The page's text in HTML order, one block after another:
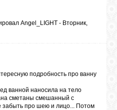
Angel_LIGHT - Вторник,
подробность про ванну
ванной наносила на тело
сметаны смешанный с
забыть про шею и лицо... Потом